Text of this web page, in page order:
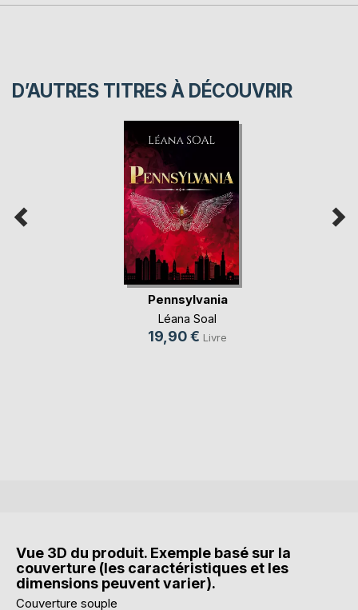
D’AUTRES TITRES À DÉCOUVRIR
Pennsylvania
Léana Soal
19,90 € Livre
Vue 3D du produit. Exemple basé sur la
couverture (les caractéristiques et les
dimensions peuvent varier).
Couverture souple